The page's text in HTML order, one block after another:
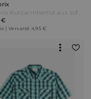
bonprix Kurzarmhemd aus softer Viskose Schwarz
€
| Versand: 4,95 €